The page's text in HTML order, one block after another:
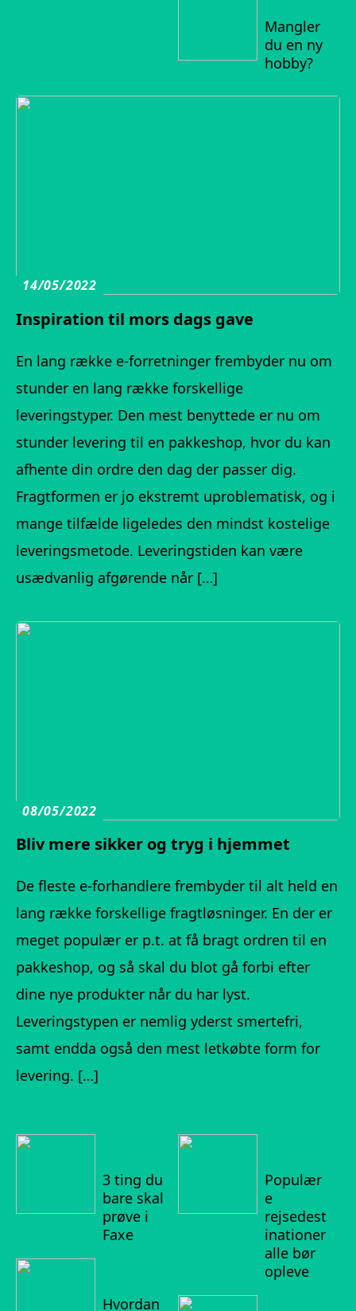
Mangler
du en ny
hobby?
14/05/2022
Inspiration til mors dags gave
En lang række e-forretninger frembyder nu om
stunder en lang række forskellige
leveringstyper. Den mest benyttede er nu om
stunder levering til en pakkeshop, hvor du kan
afhente din ordre den dag der passer dig.
Fragtformen er jo ekstremt uproblematisk, og i
mange tilfælde ligeledes den mindst kostelige
leveringsmetode. Leveringstiden kan være
usædvanlig afgørende når […]
08/05/2022
Bliv mere sikker og tryg i hjemmet
De fleste e-forhandlere frembyder til alt held en
lang række forskellige fragtløsninger. En der er
meget populær er p.t. at få bragt ordren til en
pakkeshop, og så skal du blot gå forbi efter
dine nye produkter når du har lyst.
Leveringstypen er nemlig yderst smertefri,
samt endda også den mest letkøbte form for
levering. […]
3 ting du
bare skal
prøve i
Faxe
Hvordan
Populær
e
rejsedest
inationer
alle bør
opleve